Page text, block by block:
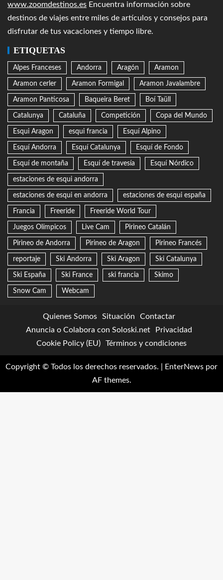
www.zoomdestinos.es Encuentra información sobre
destinos de viajes entre miles de artículos y consejos para
disfrutar de tus vacaciones y tiempo libre.
ETIQUETAS
Alpes Franceses Andorra Aragón Aramon
Aramon cerler Aramon Formigal Aramon Javalambre
Aramon Panticosa Baqueira Beret Boí Taüll
Catalunya Cataluña Competición Copa del Mundo
Esqui Aragon esqui francia Esquí Alpino
Esquí Andorra Esquí Catalunya Esquí de Fondo
Esquí de montaña Esquí de travesía Esquí Nórdico
estaciones de esqui andorra
estaciones de esqui en andorra estaciones de esqui españa
Francia Freeride Freeride World Tour
Juegos Olímpicos Live Cam Pirineo Catalán
Pirineo de Andorra Pirineo de Aragon Pirineo Francés
reportaje Ski Andorra Ski Aragon Ski Catalunya
Ski España Ski France ski francia Skimo
Snow Cam Webcam
Quienes Somos Situación
Contactar
Anuncia o Colabora con Soloski.net
Privacidad
Cookie Policy (EU)
Términos y condiciones
Copyright © Todos los derechos reservados. EnterNews por
AF themes.